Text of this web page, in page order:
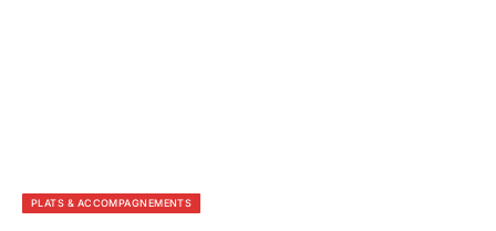
PLATS & ACCOMPAGNEMENTS